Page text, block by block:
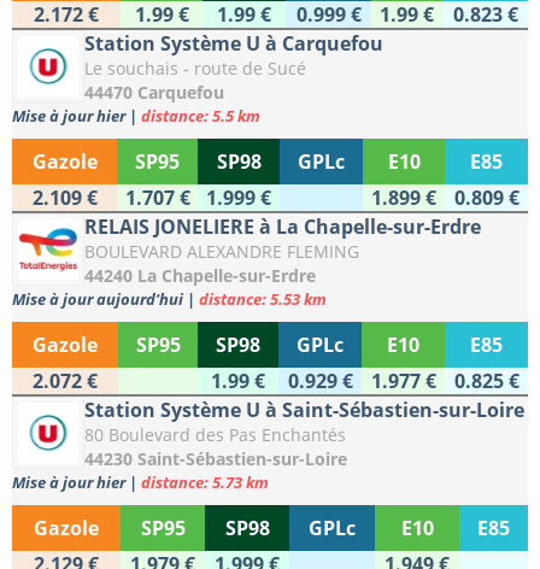
2.172 €
1.99 € 1.99 € 0.999 € 1.99 €
0.823 €
Station Système U à Carquefou
Le souchais - route de Sucé
44470 Carquefou
Mise à jour hier | distance: 5.5 km
Gazole SP95 SP98 GPLc E10
E85
2.109 €
1.707 € 1.999 € 1.899 €
0.809 €
RELAIS JONELIERE à La Chapelle-sur-Erdre
BOULEVARD ALEXANDRE FLEMING
44240 La Chapelle-sur-Erdre
Mise à jour aujourd'hui | distance: 5.53 km
Gazole SP95 SP98 GPLc E10
E85
2.072 €
1.99 € 0.929 € 1.977 €
0.825 €
Station Système U à Saint-Sébastien-sur-Loire
80 Boulevard des Pas Enchantés
44230 Saint-Sébastien-sur-Loire
Mise à jour hier | distance: 5.73 km
Gazole SP95 SP98 GPLc E10
E85